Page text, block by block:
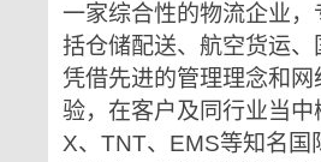
一家综合性的物流企业
括仓储配送、航空货运
凭借先进的管理理念和
验，在客户及同行业当
X、TNT、EMS等知名国